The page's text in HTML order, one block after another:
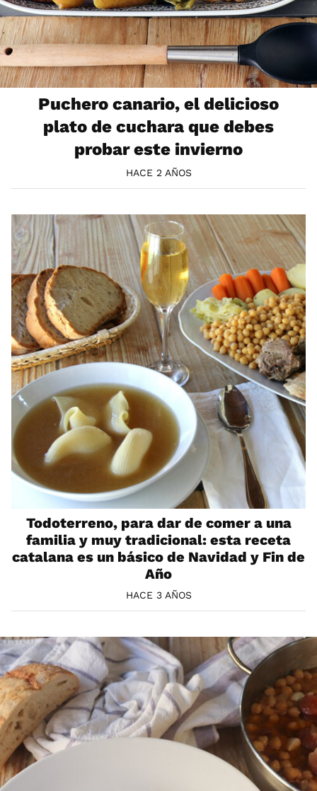
Puchero canario, el delicioso
plato de cuchara que debes
probar este invierno
HACE 2 AÑOS
Todoterreno, para dar de comer a una
familia y muy tradicional: esta receta
catalana es un básico de Navidad y Fin de
Año
HACE 3 AÑOS